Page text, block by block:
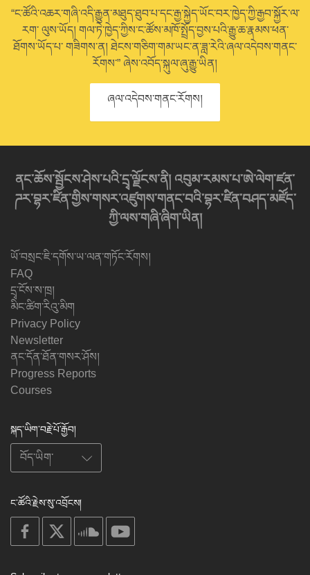
“ང་ཚོའི་འཆར་གཞི་འདི་རྒྱུན་མཐུད་ཐུབ་པ་དང་རྒྱ་སྐྱེད་ཡོང་བར་ཁྱེད་ཀྱི་རྒྱབ་སྐྱོར་ལ་
རག་ ལུས་ཡོད། གལ་ཏེ་ཁྱེད་ཀྱིས་ང་ཚོས་མཁོ་སྤྲོད་བྱས་པའི་རྒྱུ་ཆ་རྣམས་ཕན་
ཐོགས་ཡོད་པ་ གཟིགས་ན། ཐེངས་གཅིག་གམ་ཡང་ན་ཟླ་རེའི་ཞལ་འདེབས་གནང་
རོགས་” ཞེས་འབོད་སྐུལ་ཞུ་རྒྱུ་ཡིན།
ཞལ་འདེབས་གནང་རོགས།
ནང་ཆོས་སྦྱོངས་ཤེས་པའི་དྲྭ་ལྗོངས་ནི། འབུམ་རམས་པ་ཨེ་ལེག་ཛན་
ཌར་བྷར་ཛིན་གྱིས་གསར་འཛུགས་གནང་བའི་བྷར་ཛིན་བཤད་མཛོད་
ཀྱི་ལས་གཞི་ཞིག་ཡིན།
ཡོ་བསྲང་ཇི་དགོས་ཡ་ལན་གཏོང་རོགས།
FAQ
དྲྭ་ངོས་ས་ཁྲ།
མིང་ཚིག་རིའུ་མིག
Privacy Policy
Newsletter
ནང་དོན་ཐོན་གསར་ཤོས།
Progress Reports
Courses
སྐད་ཡིག་བརྗེ་པོ་རྒྱོབ།
ང་ཚོའི་རྗེས་སུ་འབྲོངས།
on
facebook
soundcloud